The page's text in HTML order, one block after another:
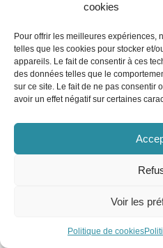
cookies
Pour offrir les meilleures expériences,
telles que les cookies pour stocker et/
appareils. Le fait de consentir à ces
des données telles que le
sur ce site. Le fait de ne pas consentir
avoir un effet négatif sur certaines
Voir les
Politique de cookies